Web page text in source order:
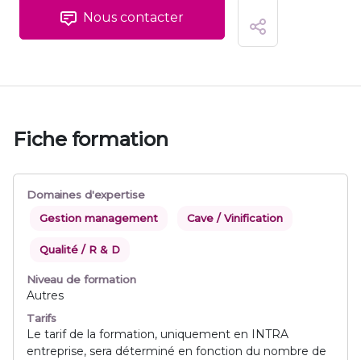
Nous contacter
Fiche formation
Domaines d'expertise
Gestion management
Cave / Vinification
Qualité / R & D
Niveau de formation
Autres
Tarifs
Le tarif de la formation, uniquement en INTRA
entreprise, sera déterminé en fonction du nombre de